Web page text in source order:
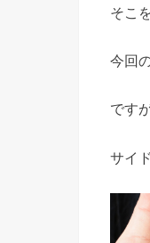
そこ
今回
です
サイ